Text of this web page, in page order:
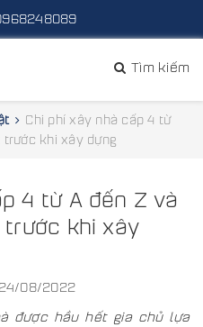
Tìm kiếm
Chi phí xây nhà cấp 4 từ
khi xây dựng
4 từ A đến Z và
khi xây
24/08/2022
được hầu hết gia chủ lựa